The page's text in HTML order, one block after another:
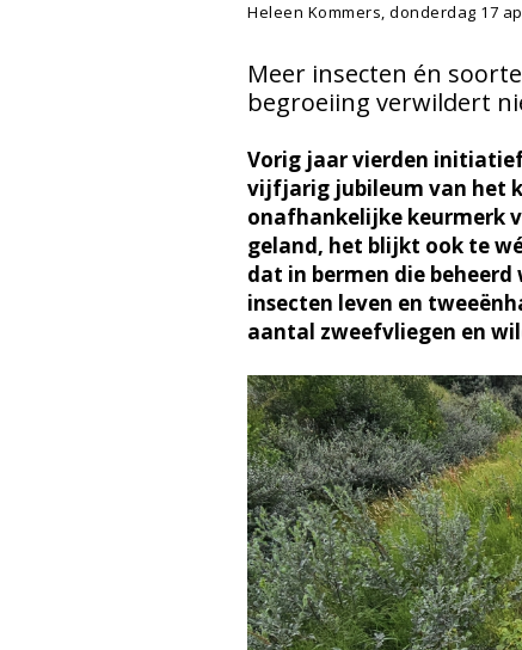
Heleen Kommers, donderdag 17
Meer insecten én
begroeiing verwildert
Vorig jaar vierden
vijfjarig jubileum van het
onafhankelijke keurmerk
geland, het blijkt ook te
dat in bermen die
insecten leven en
aantal zweefvliegen en